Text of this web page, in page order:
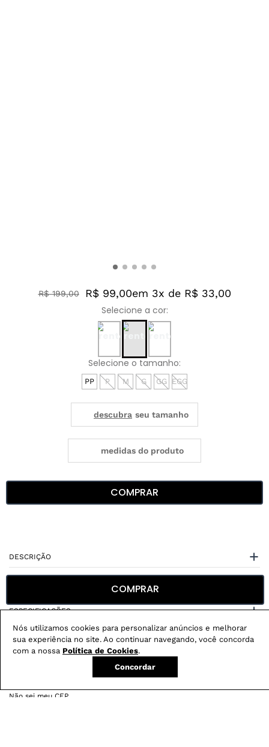
Nós utilizamos cookies para personalizar anúncios e melhorar
sua experiência no site. Ao continuar navegando, você concorda
com a nossa Política de Cookies.
Concordar
R$ 199,00 R$ 99,00em 3x de R$ 33,00
PP P M G GG EGG
medidas do produto
COMPRAR
DESCRIÇÃO
ESPECIFICAÇÕES
Não sei meu CEP
COMPRAR